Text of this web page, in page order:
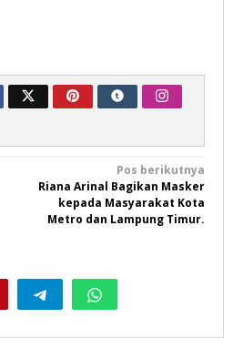
Pos berikutnya
Riana Arinal Bagikan Masker
kepada Masyarakat Kota
Metro dan Lampung Timur.